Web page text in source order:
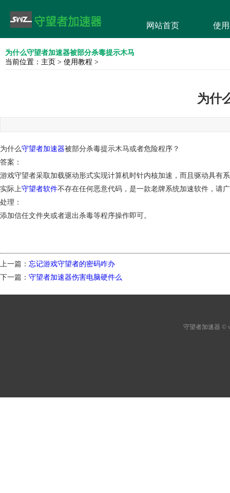
网站首页 使
为什么守望者加速器被部分杀毒提示木马
当前位置： 主页 > 使用教程 >
为什
为什么守望者加速器被部分杀毒提示木马或者危险程序？
答案：
游戏守望者采取加载驱动形式实现计算机时针内核加速，而且驱动具有
实际上守望者软件不存在任何恶意代码，是一款老牌系统加速软件，请
处理：
添加信任文件夹或者退出杀毒等程序操作即可。
上一篇： 忘记游戏守望者的密码咋办
下一篇： 守望者加速器伤害电脑硬件么
守望者加速器 ©